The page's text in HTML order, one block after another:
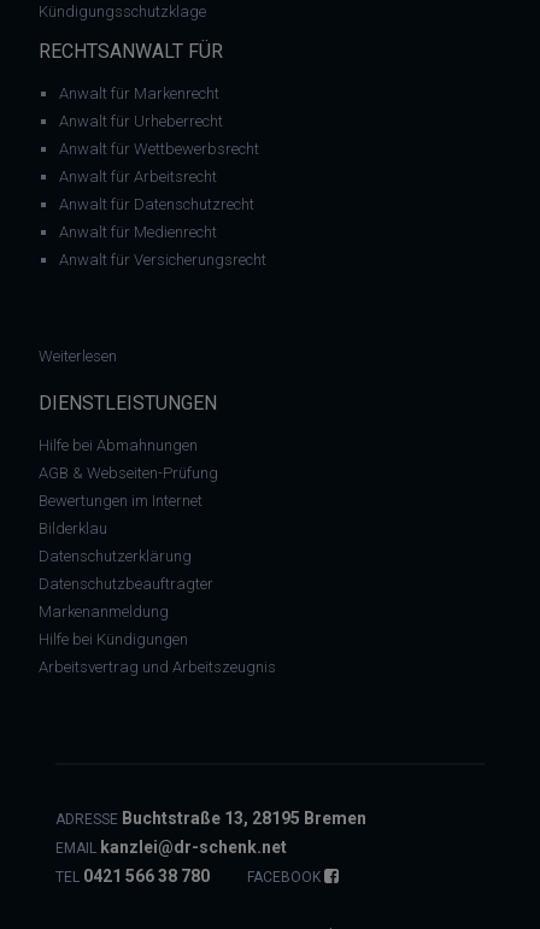
Kündigungsschutzklage
RECHTSANWALT FÜR
Anwalt für Markenrecht
Anwalt für Urheberrecht
Anwalt für Wettbewerbsrecht
Anwalt für Arbeitsrecht
Anwalt für Datenschutzrecht
Anwalt für Medienrecht
Anwalt für Versicherungsrecht
Weiterlesen
DIENSTLEISTUNGEN
Hilfe bei Abmahnungen
AGB & Webseiten-Prüfung
Bewertungen im Internet
Bilderklau
Datenschutzerklärung
Datenschutzbeauftragter
Markenanmeldung
Hilfe bei Kündigungen
Arbeitsvertrag und Arbeitszeugnis
ADRESSE Buchtstraße 13, 28195 Bremen
EMAIL kanzlei@dr-schenk.net
TEL 0421 566 38 780 FACEBOOK